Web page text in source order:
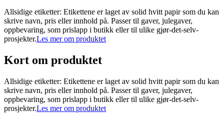
Allsidige etiketter: Etikettene er laget av solid hvitt papir som du kan
skrive navn, pris eller innhold på. Passer til gaver, julegaver,
oppbevaring, som prislapp i butikk eller til ulike gjør-det-selv-
prosjekter.Les mer om produktet
Kort om produktet
Allsidige etiketter: Etikettene er laget av solid hvitt papir som du kan
skrive navn, pris eller innhold på. Passer til gaver, julegaver,
oppbevaring, som prislapp i butikk eller til ulike gjør-det-selv-
prosjekter.Les mer om produktet